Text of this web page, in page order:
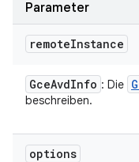
Parameter
remoteInstance
GceAvdInfo : Die
beschreiben.
options